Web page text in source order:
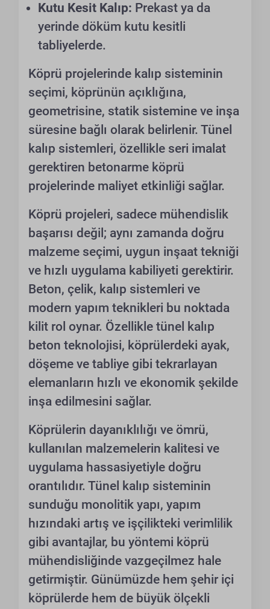
Kutu Kesit Kalıp: Prekast ya da
yerinde döküm kutu kesitli
tabliyelerde.
Köprü projelerinde kalıp sisteminin
seçimi, köprünün açıklığına,
geometrisine, statik sistemine ve inşa
süresine bağlı olarak belirlenir. Tünel
kalıp sistemleri, özellikle seri imalat
gerektiren betonarme köprü
projelerinde maliyet etkinliği sağlar.
Köprü projeleri, sadece mühendislik
başarısı değil; aynı zamanda doğru
malzeme seçimi, uygun inşaat tekniği
ve hızlı uygulama kabiliyeti gerektirir.
Beton, çelik, kalıp sistemleri ve
modern yapım teknikleri bu noktada
kilit rol oynar. Özellikle tünel kalıp
beton teknolojisi, köprülerdeki ayak,
döşeme ve tabliye gibi tekrarlayan
elemanların hızlı ve ekonomik şekilde
inşa edilmesini sağlar.
Köprülerin dayanıklılığı ve ömrü,
kullanılan malzemelerin kalitesi ve
uygulama hassasiyetiyle doğru
orantılıdır. Tünel kalıp sisteminin
sunduğu monolitik yapı, yapım
hızındaki artış ve işçilikteki verimlilik
gibi avantajlar, bu yöntemi köprü
mühendisliğinde vazgeçilmez hale
getirmiştir. Günümüzde hem şehir içi
köprülerde hem de büyük ölçekli